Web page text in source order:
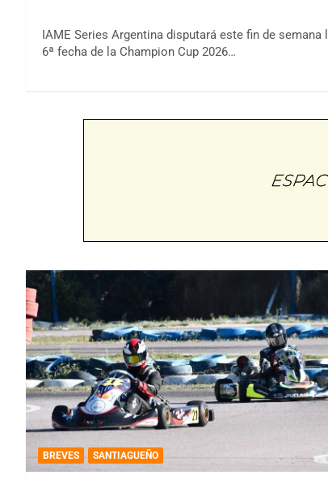
IAME Series Argentina disputará este fin de semana
6ª fecha de la Champion Cup 2026…
BREVES SANTIAGUEÑO